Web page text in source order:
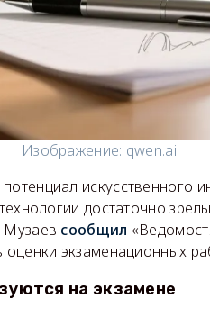
Изображение: qwen.ai
искусственного
достаточно
Музаев сообщил
оценки экзаменационных
на экзамене